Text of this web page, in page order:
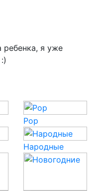
я уже
Pop
Народные